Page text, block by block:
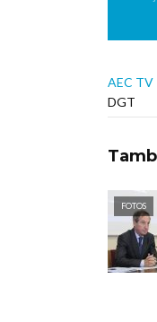
AEC TV
DGT
FOTOS